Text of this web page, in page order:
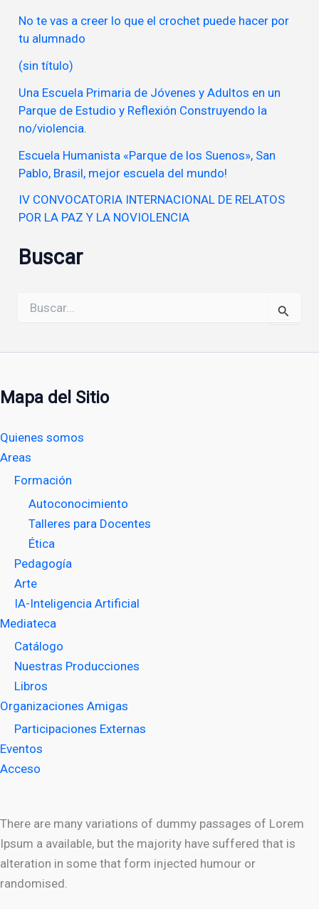
No te vas a creer lo que el crochet puede hacer por
tu alumnado
(sin título)
Una Escuela Primaria de Jóvenes y Adultos en un
Parque de Estudio y Reflexión Construyendo la
no/violencia.
Escuela Humanista «Parque de los Suenos», San
Pablo, Brasil, mejor escuela del mundo!
IV CONVOCATORIA INTERNACIONAL DE RELATOS
POR LA PAZ Y LA NOVIOLENCIA
Buscar
por:
Mapa del Sitio
Quienes somos
Areas
Formación
Autoconocimiento
Talleres para Docentes
Ética
Pedagogía
Arte
IA-Inteligencia Artificial
Mediateca
Catálogo
Nuestras Producciones
Libros
Organizaciones Amigas
Participaciones Externas
Eventos
Acceso
There are many variations of dummy passages of Lorem
Ipsum a available, but the majority have suffered that is
alteration in some that form injected humour or
randomised.